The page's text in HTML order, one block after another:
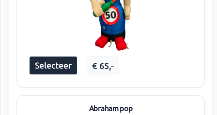
Selecteer € 65,-
Abraham pop